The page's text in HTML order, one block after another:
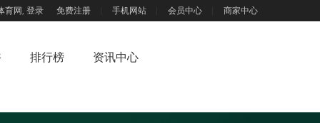
育网, 登录 免费注册 手机网站 会员中心 商家中心
排行榜 资讯中心